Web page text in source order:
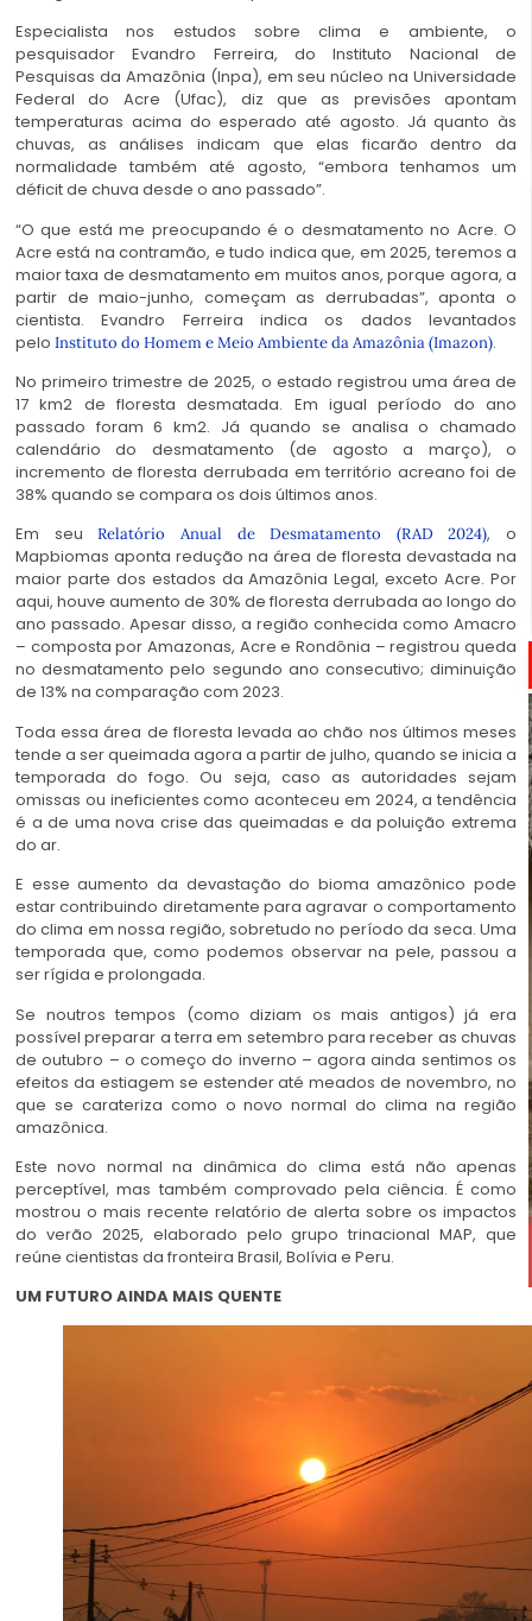
Especialista nos estudos sobre clima e ambiente, o
pesquisador Evandro Ferreira, do Instituto Nacional de
Pesquisas da Amazônia (Inpa), em seu núcleo na Universidade
Federal do Acre (Ufac), diz que as previsões apontam
temperaturas acima do esperado até agosto. Já quanto às
chuvas, as análises indicam que elas ficarão dentro da
normalidade também até agosto, “embora tenhamos um
déficit de chuva desde o ano passado”.
“O que está me preocupando é o desmatamento no Acre. O
Acre está na contramão, e tudo indica que, em 2025, teremos a
maior taxa de desmatamento em muitos anos, porque agora, a
partir de maio-junho, começam as derrubadas”, aponta o
cientista. Evandro Ferreira indica os dados levantados
pelo Instituto do Homem e Meio Ambiente da Amazônia (Imazon).
No primeiro trimestre de 2025, o estado registrou uma área de
17 km2 de floresta desmatada. Em igual período do ano
passado foram 6 km2. Já quando se analisa o chamado
calendário do desmatamento (de agosto a março), o
incremento de floresta derrubada em território acreano foi de
38% quando se compara os dois últimos anos.
Em seuRelatório Anual de Desmatamento (RAD 2024), o
Mapbiomas aponta redução na área de floresta devastada na
maior parte dos estados da Amazônia Legal, exceto Acre. Por
aqui, houve aumento de 30% de floresta derrubada ao longo do
ano passado. Apesar disso, a região conhecida como Amacro
– composta por Amazonas, Acre e Rondônia – registrou queda
no desmatamento pelo segundo ano consecutivo; diminuição
de 13% na comparação com 2023.
Toda essa área de floresta levada ao chão nos últimos meses
tende a ser queimada agora a partir de julho, quando se inicia a
temporada do fogo. Ou seja, caso as autoridades sejam
omissas ou ineficientes como aconteceu em 2024, a tendência
é a de uma nova crise das queimadas e da poluição extrema
do ar.
E esse aumento da devastação do bioma amazônico pode
estar contribuindo diretamente para agravar o comportamento
do clima em nossa região, sobretudo no período da seca. Uma
temporada que, como podemos observar na pele, passou a
ser rígida e prolongada.
Se noutros tempos (como diziam os mais antigos) já era
possível preparar a terra em setembro para receber as chuvas
de outubro – o começo do inverno – agora ainda sentimos os
efeitos da estiagem se estender até meados de novembro, no
que se carateriza como o novo normal do clima na região
amazônica.
Este novo normal na dinâmica do clima está não apenas
perceptível, mas também comprovado pela ciência. É como
mostrou o mais recente relatório de alerta sobre os impactos
do verão 2025, elaborado pelo grupo trinacional MAP, que
reúne cientistas da fronteira Brasil, Bolívia e Peru.
UM FUTURO AINDA MAIS QUENTE